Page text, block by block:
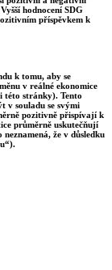
hodnocení SDG
příspěvkem k
k tomu, aby se
v reálné ekonomice
této stránky). Tento
v souladu se svými
pozitivně přispívají k
průměrně uskutečňují
že v důsledku